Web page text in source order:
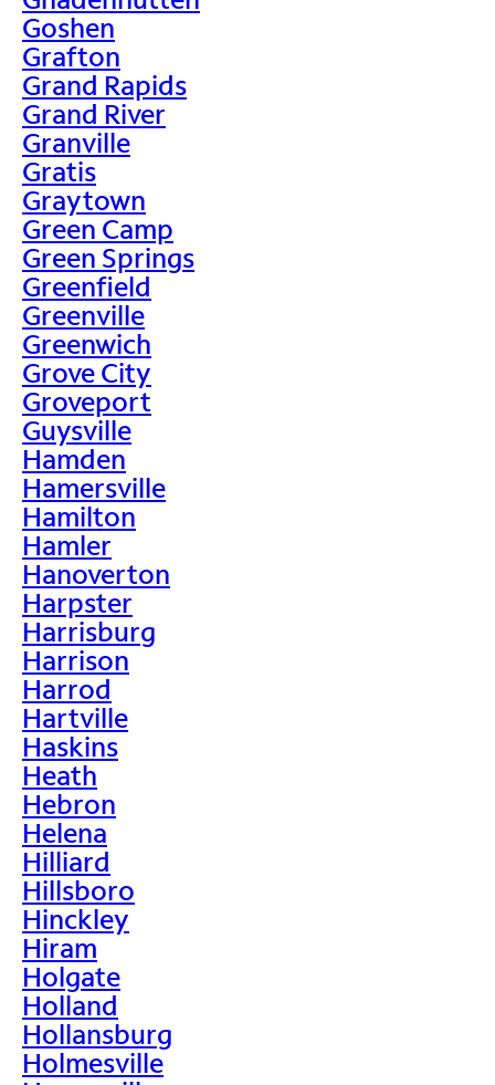
Goshen
Grafton
Grand Rapids
Grand River
Granville
Gratis
Graytown
Green Camp
Green Springs
Greenfield
Greenville
Greenwich
Grove City
Groveport
Guysville
Hamden
Hamersville
Hamilton
Hamler
Hanoverton
Harpster
Harrisburg
Harrison
Harrod
Hartville
Haskins
Heath
Hebron
Helena
Hilliard
Hillsboro
Hinckley
Hiram
Holgate
Holland
Hollansburg
Holmesville